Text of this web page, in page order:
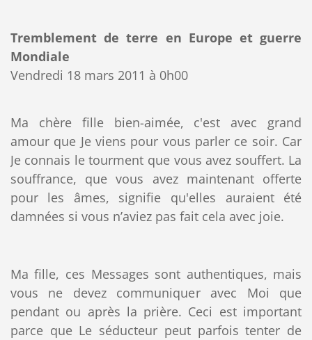
Tremblement de terre en Europe et guerre
Mondiale
Vendredi 18 mars 2011 à 0h00
Ma chère fille bien-aimée, c'est avec grand
amour que Je viens pour vous parler ce soir. Car
Je connais le tourment que vous avez souffert. La
souffrance, que vous avez maintenant offerte
pour les âmes, signifie qu'elles auraient été
damnées si vous n’aviez pas fait cela avec joie.
Ma fille, ces Messages sont authentiques, mais
vous ne devez communiquer avec Moi que
pendant ou après la prière. Ceci est important
parce que Le séducteur peut parfois tenter de